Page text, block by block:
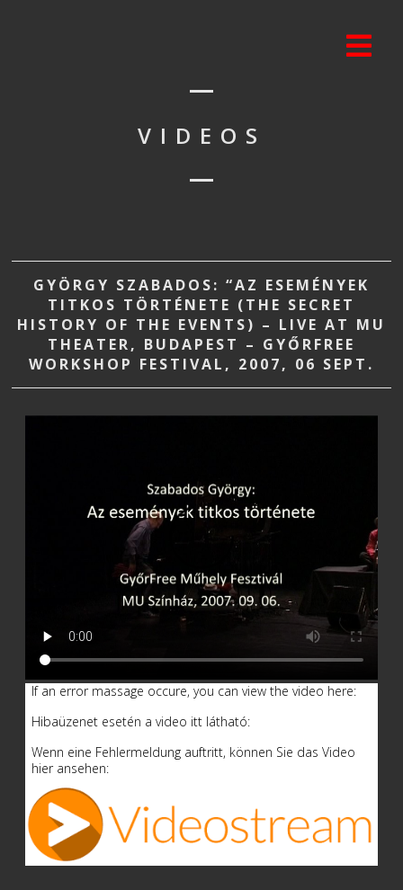
VIDEOS
GYÖRGY SZABADOS: “AZ ESEMÉNYEK
TITKOS TÖRTÉNETE (THE SECRET
HISTORY OF THE EVENTS) – LIVE AT MU
THEATER, BUDAPEST – GYŐRFREE
WORKSHOP FESTIVAL, 2007, 06 SEPT.
If an error massage occure, you can view the video here:
Hibaüzenet esetén a video itt látható:
Wenn eine Fehlermeldung auftritt, können Sie das Video
hier ansehen: